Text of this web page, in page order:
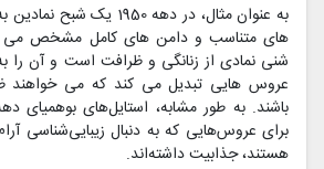
به عنوان مثال، در دهه 1950
های متناسب و دامن های کامل مشخص
شنی نمادی از زنانگی و ظرافت است و آن را
عروس هایی تبدیل می کند که می خواهند
برای عروس‌هایی که به دنبال زیبایی‌شناسی
هستند، جذابیت داشته‌اند.